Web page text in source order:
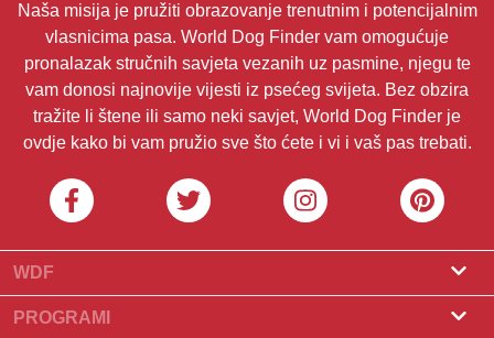
Naša misija je pružiti obrazovanje trenutnim i potencijalnim
vlasnicima pasa. World Dog Finder vam omogućuje
pronalazak stručnih savjeta vezanih uz pasmine, njegu te
vam donosi najnovije vijesti iz psećeg svijeta. Bez obzira
tražite li štene ili samo neki savjet, World Dog Finder je
ovdje kako bi vam pružio sve što ćete i vi i vaš pas trebati.
WDF
O nama
PROGRAMI